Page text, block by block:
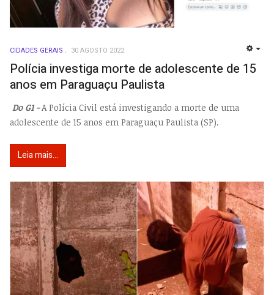
CIDADES GERAIS 30 AGOSTO 2022
Polícia investiga morte de adolescente de 15
anos em Paraguaçu Paulista
Do G1 -A Polícia Civil está investigando a morte de uma
adolescente de 15 anos em Paraguaçu Paulista (SP).
Leia mais...